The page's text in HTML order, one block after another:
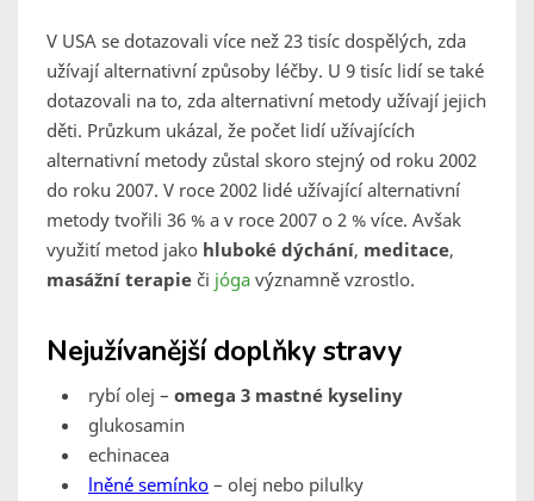
V USA se dotazovali více než 23 tisíc dospělých, zda
užívají alternativní způsoby léčby. U 9 tisíc lidí se také
dotazovali na to, zda alternativní metody užívají jejich
děti. Průzkum ukázal, že počet lidí užívajících
alternativní metody zůstal skoro stejný od roku 2002
do roku 2007. V roce 2002 lidé užívající alternativní
metody tvořili 36 % a v roce 2007 o 2 % více. Avšak
využití metod jako hluboké dýchání, meditace,
masážní terapie či jóga významně vzrostlo.
Nejužívanější doplňky stravy
rybí olej – omega 3 mastné kyseliny
glukosamin
echinacea
lněné semínko – olej nebo pilulky